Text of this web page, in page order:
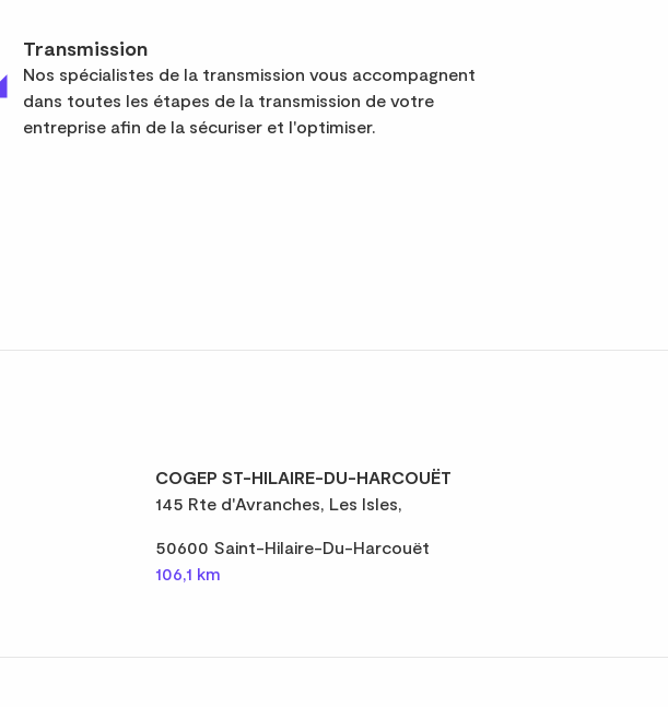
Transmission
Nos spécialistes de la transmission vous accompagnent
dans toutes les étapes de la transmission de votre
entreprise afin de la sécuriser et l'optimiser.
COGEP ST-HILAIRE-DU-HARCOUËT
145 Rte d'Avranches, Les Isles,
50600 Saint-Hilaire-Du-Harcouët
106,1 km